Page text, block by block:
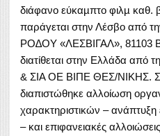
διάφανο εύκαµπτο φιλµ
παράγεται στην Λέσβο από
ΡΟ∆ΟΥ «ΛΕΣΒΙΓΑΛ», 81103
διατίθεται στην Ελλάδα από
& ΣΙΑ ΟΕ ΒΙΠΕ ΘΕΣ/ΝΙΚΗΣ.
διαπιστώθηκε αλλοίωση
χαρακτηριστικών –
– και επιφανειακές